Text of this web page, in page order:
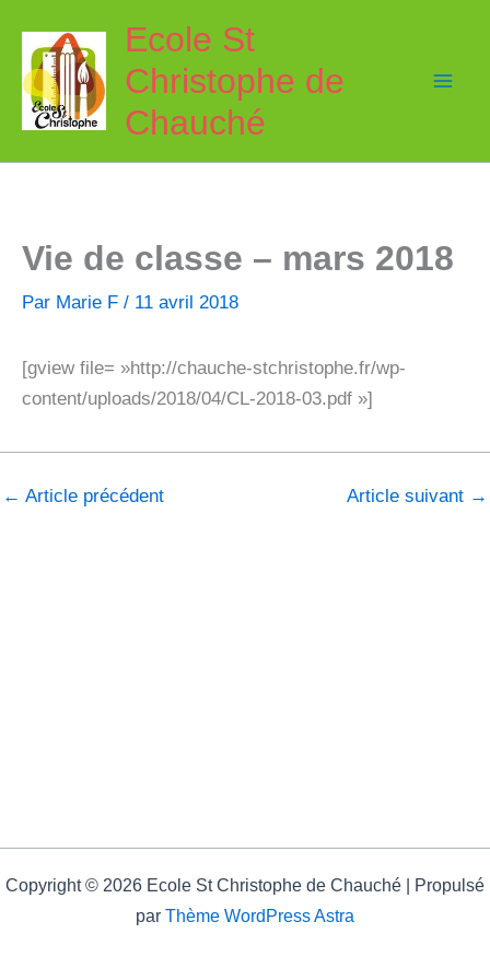
contenu
Ecole St
Christophe de
Chauché
Vie de classe – mars 2018
Par Marie F / 11 avril 2018
[gview file= »http://chauche-stchristophe.fr/wp-
content/uploads/2018/04/CL-2018-03.pdf »]
← Article précédent Article suivant →
Copyright © 2026 Ecole St Christophe de Chauché | Propulsé
par Thème WordPress Astra